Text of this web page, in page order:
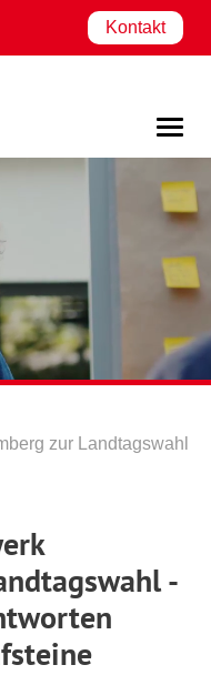
Kontakt
zur Landtagswahl
-